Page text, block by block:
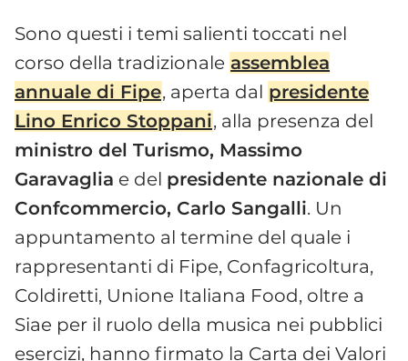
Sono questi i temi salienti toccati nel
corso della tradizionale assemblea
annuale di Fipe, aperta dal presidente
Lino Enrico Stoppani, alla presenza del
ministro del Turismo, Massimo
Garavaglia e del presidente nazionale di
Confcommercio, Carlo Sangalli. Un
appuntamento al termine del quale i
rappresentanti di Fipe, Confagricoltura,
Coldiretti, Unione Italiana Food, oltre a
Siae per il ruolo della musica nei pubblici
esercizi, hanno firmato la Carta dei Valori